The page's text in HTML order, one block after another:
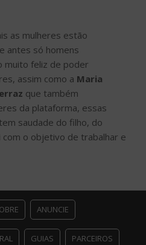
as mulheres estão
antes só homens
muito feliz de poder
assim como a Maria
que também
da plataforma, essas
saudade do filho, do
o objetivo de trabalhar e
ANUNCIE
GUIAS PARCEIROS